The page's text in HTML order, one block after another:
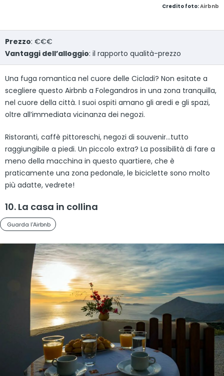
Credito foto:Airbnb
Prezzo: €€€
Vantaggi dell’alloggio: il rapporto qualità-prezzo
Una fuga romantica nel cuore delle Cicladi? Non esitate a
scegliere questo Airbnb a Folegandros in una zona tranquilla,
nel cuore della città. I suoi ospiti amano gli aredi e gli spazi,
oltre all’immediata vicinanza dei negozi.
Ristoranti, caffè pittoreschi, negozi di souvenir…tutto
raggiungibile a piedi. Un piccolo extra? La possibilità di fare a
meno della macchina in questo quartiere, che è
praticamente una zona pedonale, le biciclette sono molto
più adatte, vedrete!
10. La casa in collina
Guarda l'Airbnb